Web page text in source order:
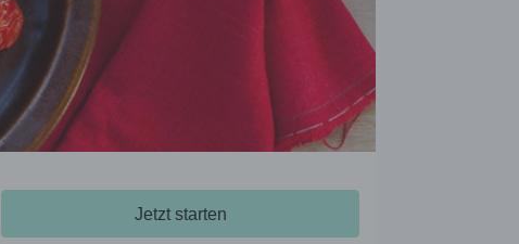
Jetzt starten